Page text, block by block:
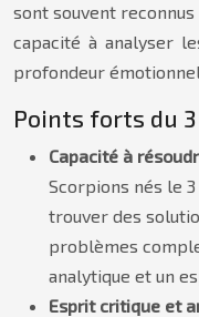
sont souvent
capacité à analyser
profondeur
Points forts du
Capacité à
Scorpions nés le
trouver des
problèmes
analytique et un
Esprit critique et